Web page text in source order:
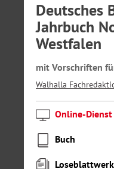
Deutsches
Jahrbuch
Westfalen
mit Vorschriften
Walhalla
Online-Dienst
Buch
Loseblattwerk